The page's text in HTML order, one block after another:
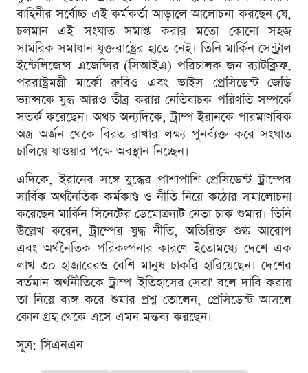
বাহিনীর সর্বোচ্চ এই কর্মকর্তা আড়ালে আলোচনা করছেন যে,
চলমান এই সংঘাত সমাপ্ত করার মতো কোনো সহজ
সামরিক সমাধান যুক্তরাষ্ট্রের হাতে নেই। তিনি মার্কিন সেন্ট্রাল
ইন্টেলিজেন্স এজেন্সির (সিআইএ) পরিচালক জন র‍্যাটক্লিফ,
পররাষ্ট্রমন্ত্রী মার্কো রুবিও এবং ভাইস প্রেসিডেন্ট জেডি
ভ্যান্সকে যুদ্ধ আরও তীব্র করার নেতিবাচক পরিণতি সম্পর্কে
সতর্ক করেছেন। অথচ অন্যদিকে, ট্রাম্প ইরানকে পারমাণবিক
অস্ত্র অর্জন থেকে বিরত রাখার লক্ষ্য পুনর্ব্যক্ত করে সংঘাত
চালিয়ে যাওয়ার পক্ষে অবস্থান নিচ্ছেন।
এদিকে, ইরানের সঙ্গে যুদ্ধের পাশাপাশি প্রেসিডেন্ট ট্রাম্পের
সার্বিক অর্থনৈতিক কর্মকাণ্ড ও নীতি নিয়ে কঠোর সমালোচনা
করেছেন মার্কিন সিনেটের ডেমোক্র্যাট নেতা চাক শুমার। তিনি
উল্লেখ করেন, ট্রাম্পের যুদ্ধ নীতি, অতিরিক্ত শুল্ক আরোপ
এবং অর্থনৈতিক পরিকল্পনার কারণে ইতোমধ্যে দেশে এক
লাখ ৩০ হাজারেরও বেশি মানুষ চাকরি হারিয়েছেন। দেশের
বর্তমান অর্থনীতিকে ট্রাম্প 'ইতিহাসের সেরা' বলে দাবি করায়
তা নিয়ে ব্যঙ্গ করে শুমার প্রশ্ন তোলেন, প্রেসিডেন্ট আসলে
কোন গ্রহ থেকে এসে এমন মন্তব্য করছেন।
সূত্র: সিএনএন